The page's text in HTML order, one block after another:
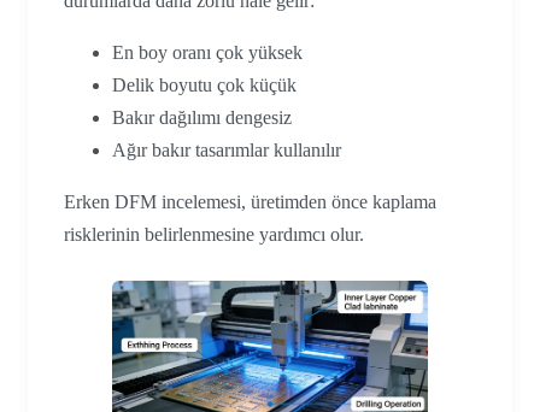
En boy oranı çok yüksek
Delik boyutu çok küçük
Bakır dağılımı dengesiz
Ağır bakır tasarımlar kullanılır
Erken DFM incelemesi, üretimden önce kaplama
risklerinin belirlenmesine yardımcı olur.